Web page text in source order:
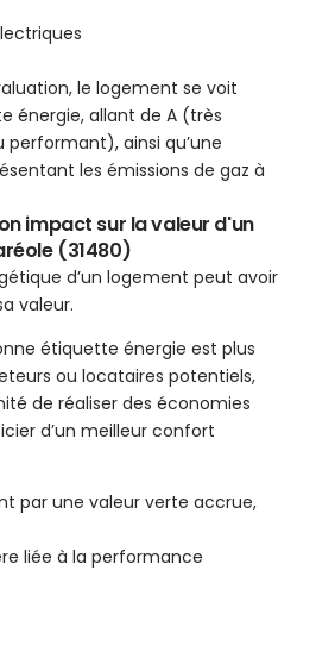
le logement se voit
énergie, allant de A (très
ainsi qu’une
les émissions de gaz à
impact sur la valeur d'un
(31480)
d’un logement peut avoir
valeur.
étiquette énergie est plus
ou locataires potentiels,
de réaliser des économies
d’un meilleur confort
par une valeur verte accrue,
liée à la performance